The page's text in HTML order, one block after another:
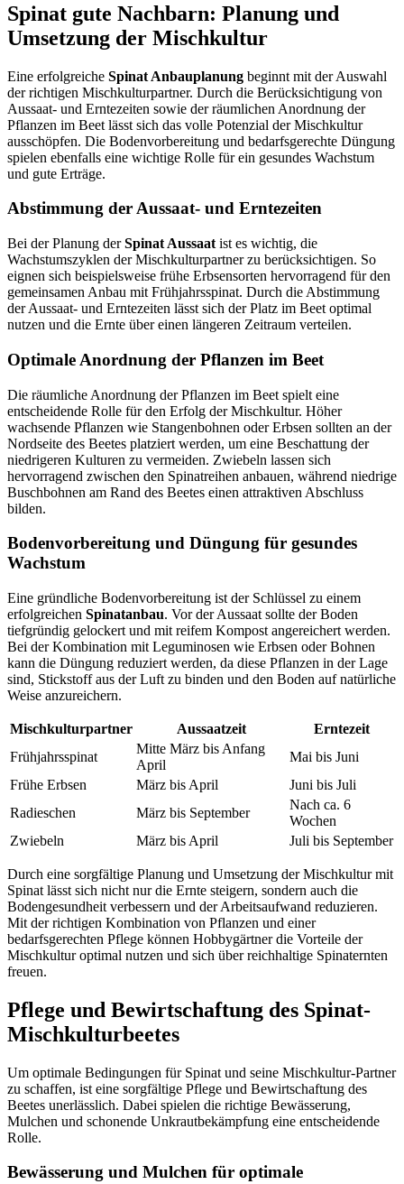
Spinat gute Nachbarn: Planung und
Umsetzung der Mischkultur
Eine erfolgreiche Spinat Anbauplanung beginnt mit der Auswahl
der richtigen Mischkulturpartner. Durch die Berücksichtigung von
Aussaat- und Erntezeiten sowie der räumlichen Anordnung der
Pflanzen im Beet lässt sich das volle Potenzial der Mischkultur
ausschöpfen. Die Bodenvorbereitung und bedarfsgerechte Düngung
spielen ebenfalls eine wichtige Rolle für ein gesundes Wachstum
und gute Erträge.
Abstimmung der Aussaat- und Erntezeiten
Bei der Planung derSpinat Aussaat ist es wichtig, die
Wachstumszyklen der Mischkulturpartner zu berücksichtigen. So
eignen sich beispielsweise frühe Erbsensorten hervorragend für den
gemeinsamen Anbau mit Frühjahrsspinat. Durch die Abstimmung
der Aussaat- und Erntezeiten lässt sich der Platz im Beet optimal
nutzen und die Ernte über einen längeren Zeitraum verteilen.
Optimale Anordnung der Pflanzen im Beet
Die räumliche Anordnung der Pflanzen im Beet spielt eine
entscheidende Rolle für den Erfolg der Mischkultur. Höher
wachsende Pflanzen wie Stangenbohnen oder Erbsen sollten an der
Nordseite des Beetes platziert werden, um eine Beschattung der
niedrigeren Kulturen zu vermeiden. Zwiebeln lassen sich
hervorragend zwischen den Spinatreihen anbauen, während niedrige
Buschbohnen am Rand des Beetes einen attraktiven Abschluss
bilden.
Bodenvorbereitung und Düngung für gesundes
Wachstum
Eine gründliche Bodenvorbereitung ist der Schlüssel zu einem
erfolgreichen Spinatanbau. Vor der Aussaat sollte der Boden
tiefgründig gelockert und mit reifem Kompost angereichert werden.
Bei der Kombination mit Leguminosen wie Erbsen oder Bohnen
kann die Düngung reduziert werden, da diese Pflanzen in der Lage
sind, Stickstoff aus der Luft zu binden und den Boden auf natürliche
Weise anzureichern.
Mischkulturpartner Aussaatzeit
Erntezeit
Frühjahrsspinat
Mitte März bis Anfang
April
Mai bis Juni
Frühe Erbsen
März bis April
Juni bis Juli
Radieschen
März bis September
Nach ca. 6
Wochen
Zwiebeln
März bis April Juli bis September
Durch eine sorgfältige Planung und Umsetzung der Mischkultur mit
Spinat lässt sich nicht nur die Ernte steigern, sondern auch die
Bodengesundheit verbessern und der Arbeitsaufwand reduzieren.
Mit der richtigen Kombination von Pflanzen und einer
bedarfsgerechten Pflege können Hobbygärtner die Vorteile der
Mischkultur optimal nutzen und sich über reichhaltige Spinaternten
freuen.
Pflege und Bewirtschaftung des Spinat-
Mischkulturbeetes
Um optimale Bedingungen für Spinat und seine Mischkultur-Partner
zu schaffen, ist eine sorgfältige Pflege und Bewirtschaftung des
Beetes unerlässlich. Dabei spielen die richtige Bewässerung,
Mulchen und schonende Unkrautbekämpfung eine entscheidende
Rolle.
Bewässerung und Mulchen für optimale